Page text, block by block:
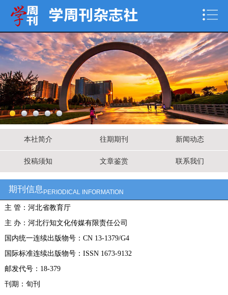
本社简介 往期期刊 新闻动态
投稿须知 文章鉴赏 联系我们
期刊信息 PERIODICAL INFORMATION
主 管：河北省教育厅
主 办：河北行知文化传媒有限责任公司
国内统一连续出版物号：CN 13-1379/G4
国际标准连续出版物号：ISSN 1673-9132
邮发代号：18-379
刊期：旬刊